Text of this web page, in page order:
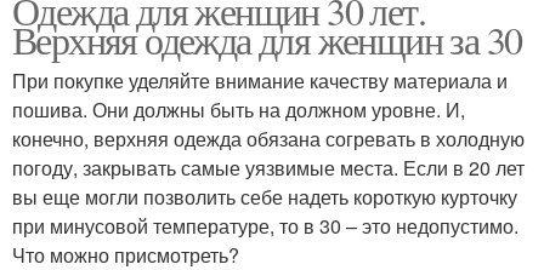
Верхняя одежда для женщин за 30
При покупке уделяйте внимание качеству материала и
пошива. Они должны быть на должном уровне. И,
конечно, верхняя одежда обязана согревать в холодную
погоду, закрывать самые уязвимые места. Если в 20 лет
вы еще могли позволить себе надеть короткую курточку
при минусовой температуре, то в 30 – это недопустимо.
Что можно присмотреть?